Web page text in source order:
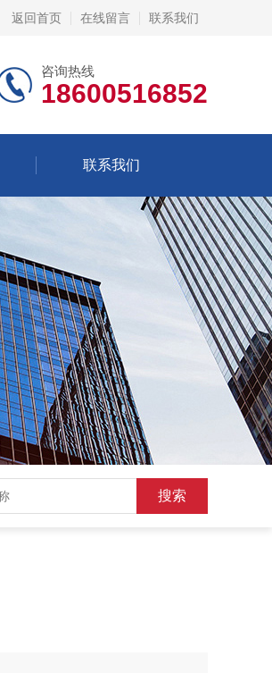
返回首页 在线留言 联系我们
咨询热线
18600516852
联系我们